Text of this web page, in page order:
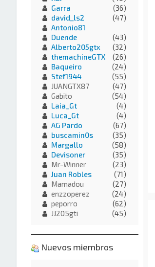
Garra
(36)
david_ls2
(47)
Antonio81
Duende
(43)
Alberto205gtx
(32)
themachineGTX
(26)
Baqueiro
(24)
Stef1944
(55)
JUANGTX87
(47)
Gabito
(54)
Laia_Gt
(4)
Luca_Gt
(4)
AG Pardo
(67)
buscamin0s
(35)
Margallo
(58)
Devisoner
(35)
Mr-Winner
(23)
Juan Robles
(71)
Mamadou
(27)
enzzoperez
(24)
peporro
(62)
JJ205gti
(45)
Nuevos miembros